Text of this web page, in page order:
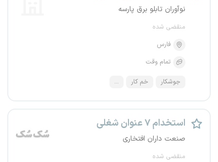
نوآوران تابلو برق پارسه
منقضی شده
فارس
تمام وقت
جوشکار خم کار ...
استخدام ۷ عنوان شغلی
صنعت داران افتخاری
منقضی شده